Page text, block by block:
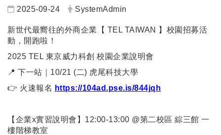
日期：
2025-09-24 發布者：
SystemAdmin
新世代最嚮往的外商企業【 TEL TAIWAN 】校園招募活
動，開跑啦！
2025 TEL 東京威力科創 校園企業說明會
📍 下一站｜10/21 (二) 虎尾科技大學
👉 火速報名 https://104ad.pse.is/844jqh
【企業x實習說明會】12:00-13:00 @第二校區 綜三館 一
樓階梯教室